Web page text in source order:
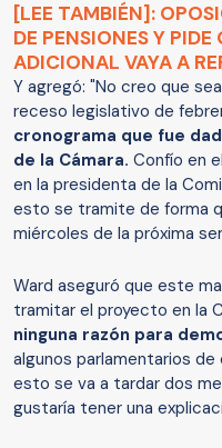
[LEE TAMBIÉN]:
DE PENSIONES Y
ADICIONAL VAYA A
Y agregó: "No creo que
receso legislativo de
cronograma que fue
de la Cámara. Confío en
en la presidenta de la
esto se tramite de forma
miércoles de la próxima
Ward aseguró que este
tramitar el proyecto en la
ninguna razón para
algunos parlamentarios
esto se va a tardar dos
gustaría tener una